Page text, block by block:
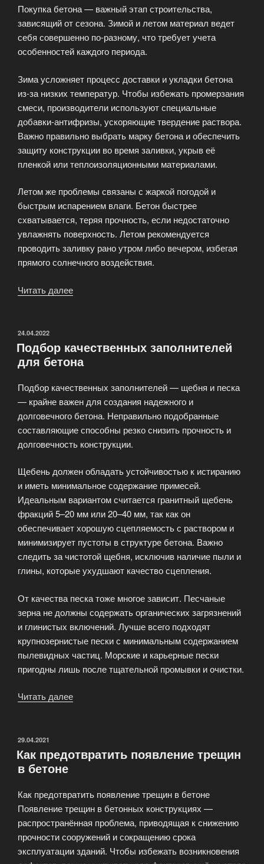
сооружений»
Покупка бетона — важный этап строительства,
зависящий от сезона. Зимой и летом материал ведет
себя совершенно по-разному, что требует учета
особенностей каждого периода.
Зима усложняет процесс доставки и укладки бетона
из-за низких температур. Чтобы избежать промерзания
смеси, производители используют специальные
добавки-антифризы, ускоряющие твердение раствора.
Важно правильно выбрать марку бетона и обеспечить
защиту конструкции во время заливки, укрыв её
пленкой или теплоизоляционными материалами.
Летом же проблемы связаны с жаркой погодой и
быстрым испарением влаги. Бетон быстрее
схватывается, теряя прочность, если недостаточно
увлажнять поверхность. Летом рекомендуется
проводить заливку рано утром либо вечером, избегая
прямого солнечного воздействия.
Читать далее
и
летом»
ОПУБЛИКОВАНО
24.04.2022
Подбор качественных заполнителей
для бетона
Подбор качественных заполнителей — щебня и песка
— крайне важен для создания надежного и
долговечного бетона. Неправильно подобранные
составляющие способны резко снизить прочность и
долговечность конструкции.
Щебень должен обладать устойчивостью к истиранию
и иметь минимальное содержание примесей.
Идеальным вариантом считается гранитный щебень
фракций 5–20 мм или 20–40 мм, так как он
обеспечивает хорошую сцепляемость с раствором и
минимизирует пустоты в структуре бетона. Важно
следить за чистотой щебня, исключив наличие пыли и
глины, которые ухудшают качество сцепления.
От качества песка тоже многое зависит. Песчаные
зерна не должны содержать органических загрязнений
и глинистых включений. Лучше всего подходят
крупнозернистые пески с минимальным содержанием
пылевидных частиц. Морские и карьерные пески
пригодны лишь после тщательной промывки и очистки.
Читать далее
бетона»
ОПУБЛИКОВАНО
29.04.2021
Как предотвратить появление трещин
в бетоне
Как предотвратить появление трещин в бетоне
Появление трещин в бетонных конструкциях —
распространённая проблема, приводящая к снижению
прочности сооружений и сокращению срока
эксплуатации зданий. Чтобы избежать возникновения